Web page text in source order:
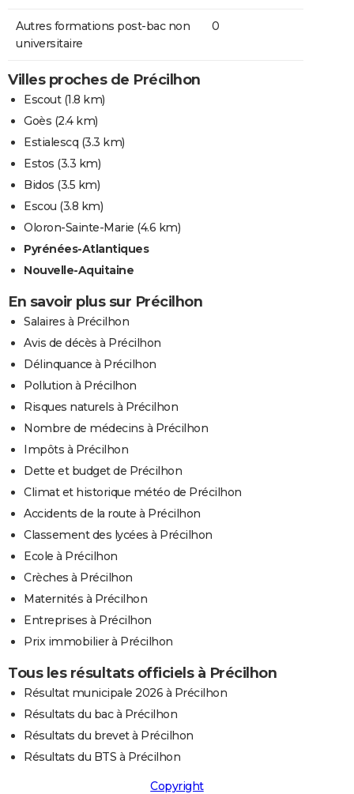
Autres formations post-bac non
universitaire
0
Villes proches de Précilhon
Escout(1.8 km)
Goès (2.4 km)
Estialescq (3.3 km)
Estos (3.3 km)
Bidos (3.5 km)
Escou (3.8 km)
Oloron-Sainte-Marie (4.6 km)
Pyrénées-Atlantiques
Nouvelle-Aquitaine
En savoir plus sur Précilhon
Salaires à Précilhon
Avis de décès à Précilhon
Délinquance à Précilhon
Pollution à Précilhon
Risques naturels à Précilhon
Nombre de médecins à Précilhon
Impôts à Précilhon
Dette et budget de Précilhon
Climat et historique météo de Précilhon
Accidents de la route à Précilhon
Classement des lycées à Précilhon
Ecole à Précilhon
Crèches à Précilhon
Maternités à Précilhon
Entreprises à Précilhon
Prix immobilier à Précilhon
Tous les résultats officiels à Précilhon
Résultat municipale 2026 à Précilhon
Résultats du bac à Précilhon
Résultats du brevet à Précilhon
Résultats du BTS à Précilhon
Copyright